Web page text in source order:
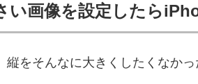
い画像を設定したら
縦をそんなに大きくしたくなか